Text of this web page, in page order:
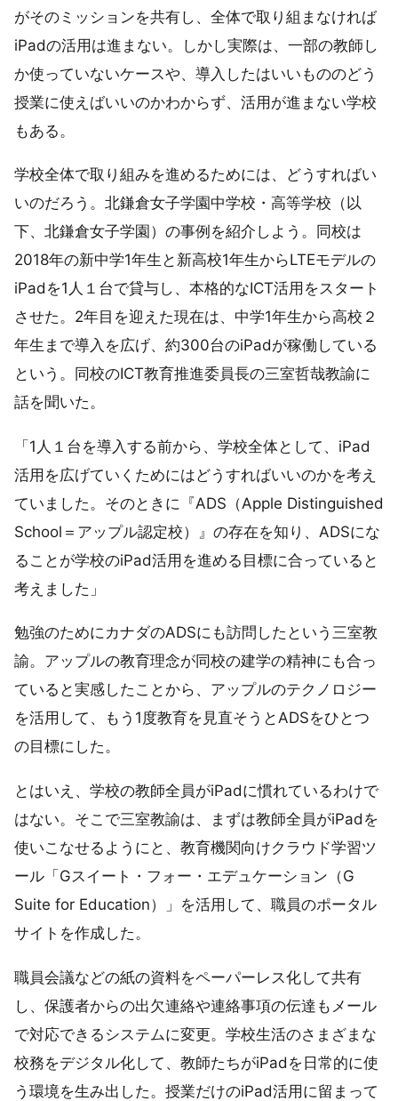
がそのミッションを共有し、全体で取り組まなければ
iPadの活用は進まない。しかし実際は、一部の教師し
か使っていないケースや、導入したはいいもののどう
授業に使えばいいのかわからず、活用が進まない学校
もある。
学校全体で取り組みを進めるためには、どうすればい
いのだろう。北鎌倉女子学園中学校・高等学校（以
下、北鎌倉女子学園）の事例を紹介しよう。同校は
2018年の新中学1年生と新高校1年生からLTEモデルの
iPadを1人１台で貸与し、本格的なICT活用をスタート
させた。2年目を迎えた現在は、中学1年生から高校２
年生まで導入を広げ、約300台のiPadが稼働している
という。同校のICT教育推進委員長の三室哲哉教諭に
話を聞いた。
「1人１台を導入する前から、学校全体として、iPad
活用を広げていくためにはどうすればいいのかを考え
ていました。そのときに『ADS（Apple Distinguished
School＝アップル認定校）』の存在を知り、ADSにな
ることが学校のiPad活用を進める目標に合っていると
考えました」
勉強のためにカナダのADSにも訪問したという三室教
諭。アップルの教育理念が同校の建学の精神にも合っ
ていると実感したことから、アップルのテクノロジー
を活用して、もう1度教育を見直そうとADSをひとつ
の目標にした。
とはいえ、学校の教師全員がiPadに慣れているわけで
はない。そこで三室教諭は、まずは教師全員がiPadを
使いこなせるようにと、教育機関向けクラウド学習ツ
ール「Gスイート・フォー・エデュケーション（G
Suite for Education）」を活用して、職員のポータル
サイトを作成した。
職員会議などの紙の資料をペーパーレス化して共有
し、保護者からの出欠連絡や連絡事項の伝達もメール
で対応できるシステムに変更。学校生活のさまざまな
校務をデジタル化して、教師たちがiPadを日常的に使
う環境を生み出した。授業だけのiPad活用に留まって